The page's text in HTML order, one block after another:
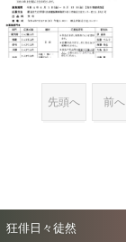
先頭へ 前へ
狂俳日々徒然